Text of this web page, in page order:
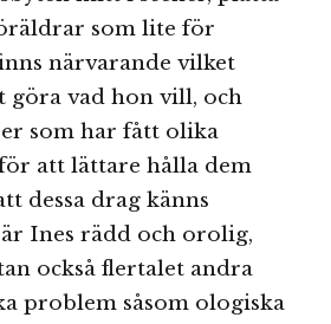
som lite för
närvarande vilket
göra vad hon vill, och
som har fått olika
att lättare hålla dem
dessa drag känns
Ines rädd och orolig,
också flertalet andra
problem såsom ologiska